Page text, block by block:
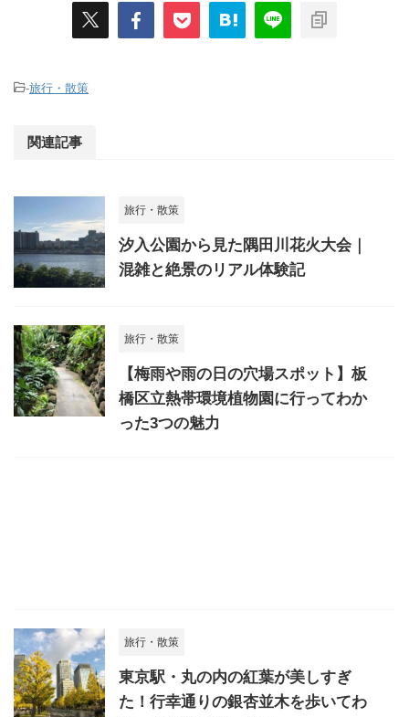
-旅行・散策
関連記事
旅行・散策
汐入公園から見た隅田川花火大会｜
混雑と絶景のリアル体験記
旅行・散策
【梅雨や雨の日の穴場スポット】板
橋区立熱帯環境植物園に行ってわか
った3つの魅力
旅行・散策
東京駅・丸の内の紅葉が美しすぎ
た！行幸通りの銀杏並木を歩いてわ